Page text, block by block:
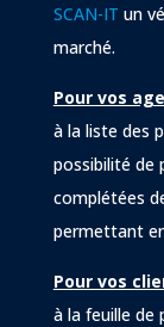
SCAN-IT un
marché.
Pour vos
à la liste des
possibilité de
complétées
permettant
Pour vos
à la feuille de